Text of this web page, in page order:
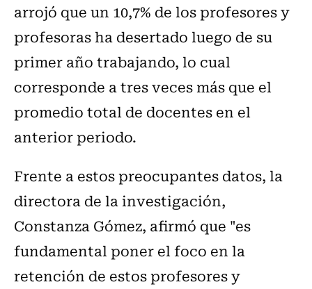
arrojó que un 10,7% de los profesores y
profesoras ha desertado luego de su
primer año trabajando, lo cual
corresponde a tres veces más que el
promedio total de docentes en el
anterior periodo.
Frente a estos preocupantes datos, la
directora de la investigación,
Constanza Gómez, afirmó que "es
fundamental poner el foco en la
retención de estos profesores y